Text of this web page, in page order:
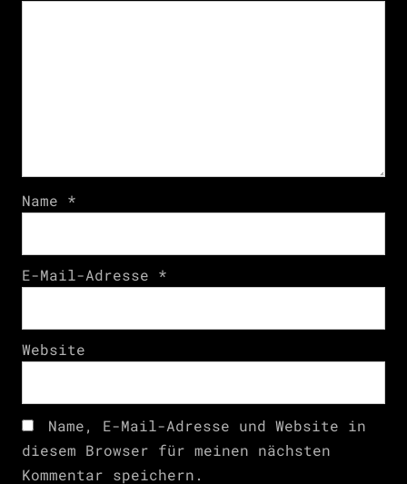
Name *
E-Mail-Adresse *
Website
Name, E-Mail-Adresse und Website in
diesem Browser für meinen nächsten
Kommentar speichern.